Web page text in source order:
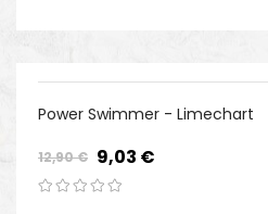
Power Swimmer - Limechart
Regulärer
Preis
12,90 € Preis
9,03 €